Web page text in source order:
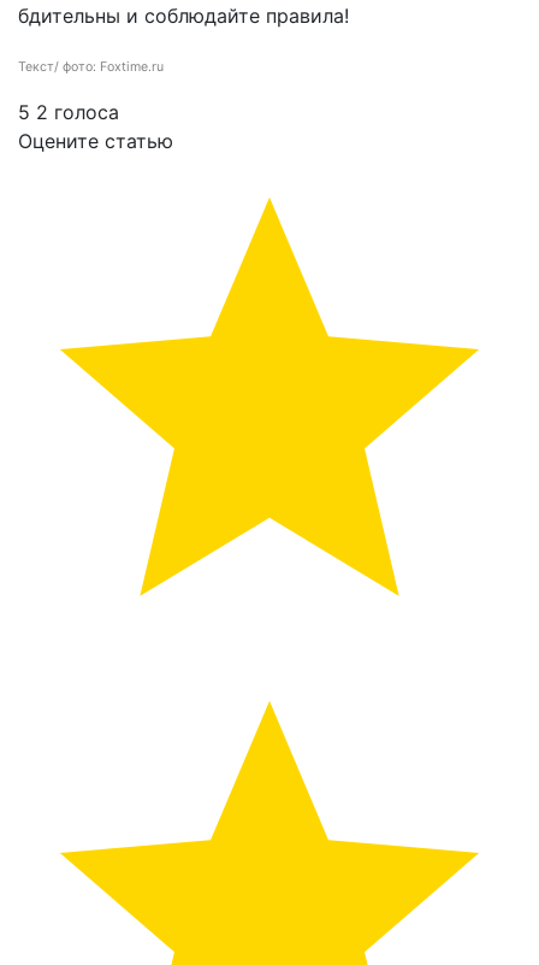
бдительны и соблюдайте правила!
Текст/ фото: Foxtime.ru
5 2 голоса
Оцените статью